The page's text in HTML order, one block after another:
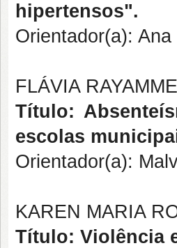
hipertensos".
Orientador(a):
FLÁVIA
Título:
escolas
Orientador(a):
KAREN MARIA
Título: Violência